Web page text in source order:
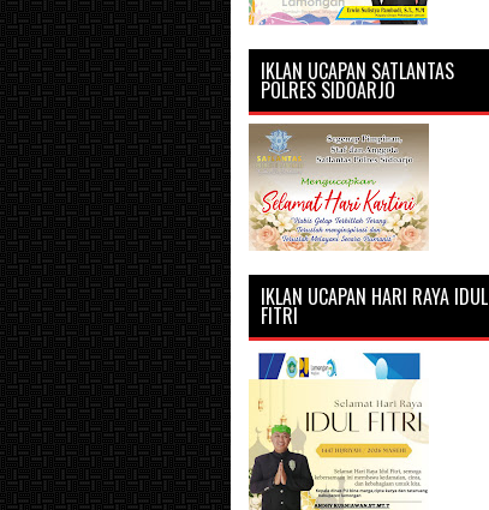
IKLAN UCAPAN SATLANTAS
POLRES SIDOARJO
IKLAN UCAPAN HARI RAYA IDUL
FITRI